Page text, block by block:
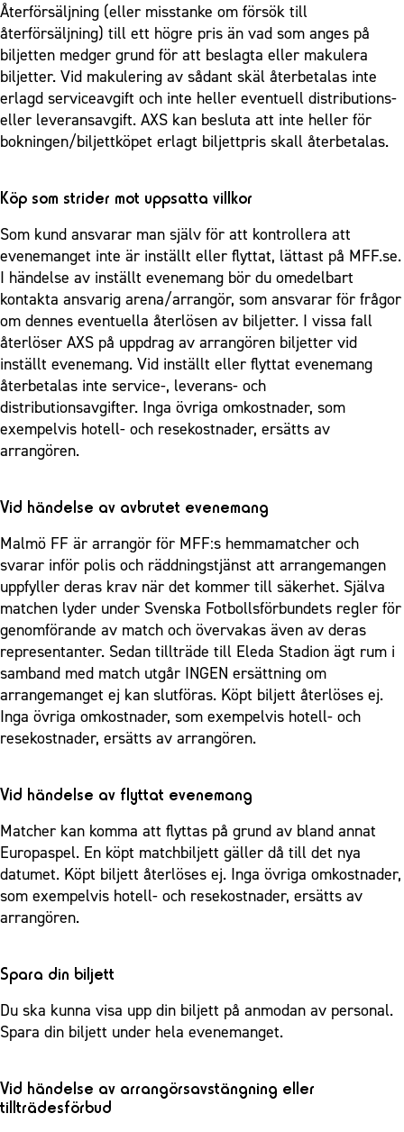
Skolakademier
Fonder
Personuppgiftspolicy
Återförsäljning (eller misstanke om försök till
återförsäljning) till ett högre pris än vad som anges på
biljetten medger grund för att beslagta eller makulera
biljetter. Vid makulering av sådant skäl återbetalas inte
erlagd serviceavgift och inte heller eventuell distributions-
eller leveransavgift. AXS kan besluta att inte heller för
bokningen/biljettköpet erlagt biljettpris skall återbetalas.
Köp som strider mot uppsatta villkor
Som kund ansvarar man själv för att kontrollera att
evenemanget inte är inställt eller flyttat, lättast på MFF.se.
I händelse av inställt evenemang bör du omedelbart
kontakta ansvarig arena/arrangör, som ansvarar för frågor
om dennes eventuella återlösen av biljetter. I vissa fall
återlöser AXS på uppdrag av arrangören biljetter vid
inställt evenemang. Vid inställt eller flyttat evenemang
återbetalas inte service-, leverans- och
distributionsavgifter. Inga övriga omkostnader, som
exempelvis hotell- och resekostnader, ersätts av
arrangören.
Vid händelse av avbrutet evenemang
Malmö FF är arrangör för MFF:s hemmamatcher och
svarar inför polis och räddningstjänst att arrangemangen
uppfyller deras krav när det kommer till säkerhet. Själva
matchen lyder under Svenska Fotbollsförbundets regler för
genomförande av match och övervakas även av deras
representanter. Sedan tillträde till Eleda Stadion ägt rum i
samband med match utgår INGEN ersättning om
arrangemanget ej kan slutföras. Köpt biljett återlöses ej.
Inga övriga omkostnader, som exempelvis hotell- och
resekostnader, ersätts av arrangören.
Vid händelse av flyttat evenemang
Matcher kan komma att flyttas på grund av bland annat
Europaspel. En köpt matchbiljett gäller då till det nya
datumet. Köpt biljett återlöses ej. Inga övriga omkostnader,
som exempelvis hotell- och resekostnader, ersätts av
arrangören.
Spara din biljett
Du ska kunna visa upp din biljett på anmodan av personal.
Spara din biljett under hela evenemanget.
Vid händelse av arrangörsavstängning eller
tillträdesförbud